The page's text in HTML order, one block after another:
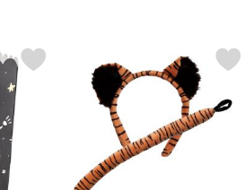
6-pakning som favoritt
Merk tiger Ører og Hale